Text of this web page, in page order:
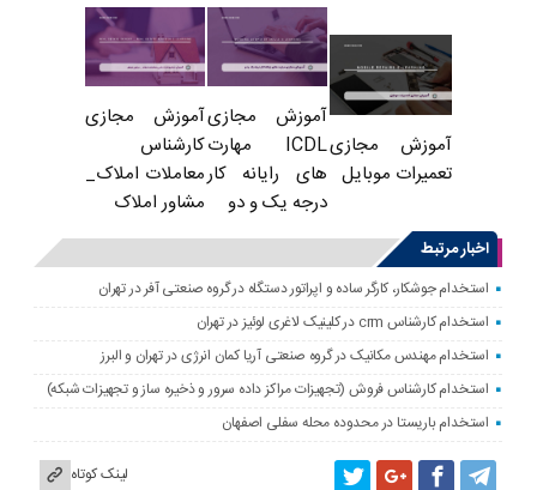
آموزش مجازی
تعمیرات موبایل
آموزش مجازی
ICDL مهارت
های رایانه کار
درجه یک و دو
آموزش مجازی
کارشناس
معاملات املاک_
مشاور املاک
اخبار مرتبط
استخدام جوشکار، کارگر ساده و اپراتور دستگاه در گروه صنعتی آفر در تهران
استخدام کارشناس crm در کلینیک لاغری لوئیز در تهران
استخدام مهندس مکانیک در گروه صنعتی آریا کمان انرژی در تهران و البرز
استخدام کارشناس فروش (تجهیزات مراکز داده سرور و ذخیره ساز و تجهیزات شبکه)
استخدام باریستا در محدوده محله سفلی اصفهان
لینک کوتاه